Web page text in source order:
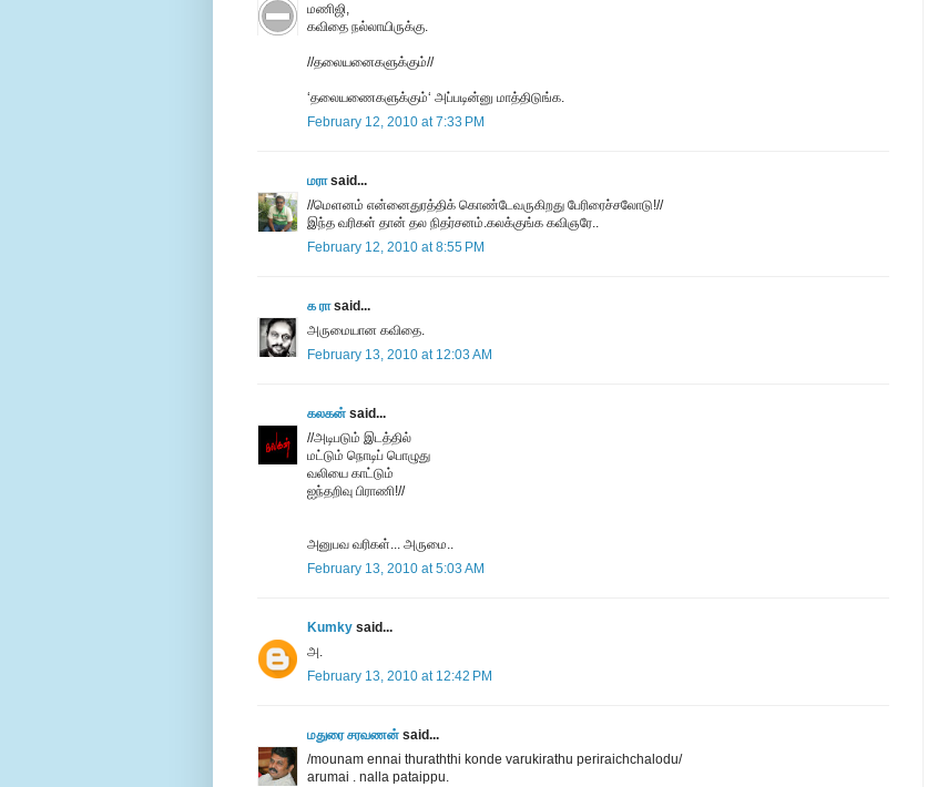
மணிஜி,
கவிதை நல்லாயிருக்கு.
//தலையனைகளுக்கும்//
‘தலையணைகளுக்கும்‘ அப்படின்னு மாத்திடுங்க.
February 12, 2010 at 7:33 PM
மராsaid...
//மெளனம் என்னைதுரத்திக் கொண்டேவருகிறது பேரிரைச்சலோடு!//
இந்த வரிகள் தான் தல நிதர்சனம்.கலக்குங்க கவிஞரே..
February 12, 2010 at 8:55 PM
க ராsaid...
அருமையான கவிதை.
February 13, 2010 at 12:03 AM
கலகன் said...
//அடிபடும் இடத்தில்
மட்டும் நொடிப் பொழுது
வலியை காட்டும்
ஐந்தறிவு பிராணி!//
அனுபவ வரிகள்... அருமை..
February 13, 2010 at 5:03 AM
Kumky said...
அ.
February 13, 2010 at 12:42 PM
மதுரை சரவணன் said...
/mounam ennai thuraththi konde varukirathu periraichchalodu/
arumai . nalla pataippu.